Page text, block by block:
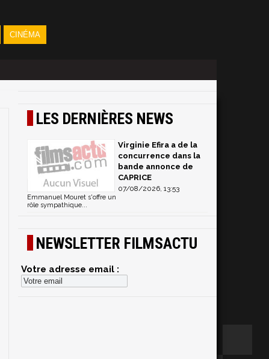
CINÉMA
LES DERNIÈRES NEWS
Virginie Efira a de la
concurrence dans la
bande annonce de
CAPRICE
07/08/2026, 13:53
Emmanuel Mouret s'offre un
rôle sympathique...
NEWSLETTER FILMSACTU
Votre adresse email :